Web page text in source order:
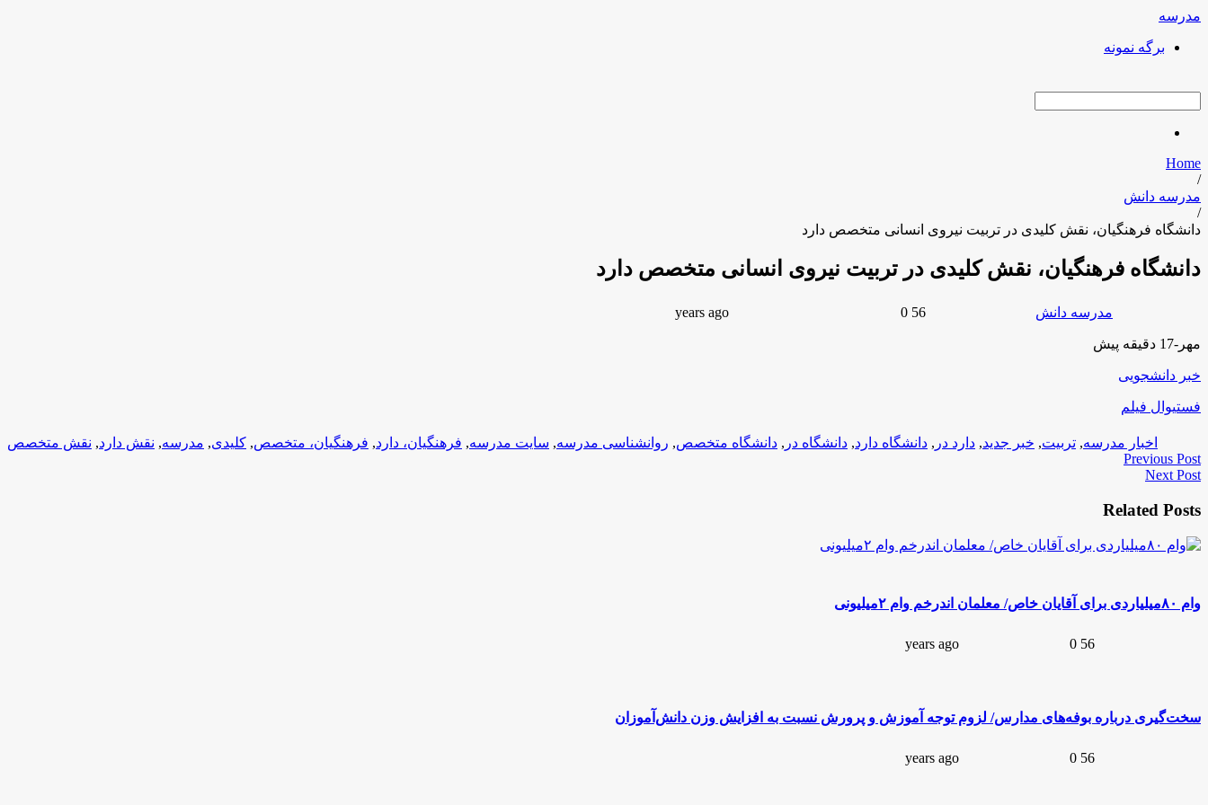
مدرسه
برگه نمونه
Home
/
مدرسه دانش
/
دانشگاه فرهنگیان، نقش کلیدی در تربیت نیروی انسانی متخصص دارد
دانشگاه فرهنگیان، نقش کلیدی در تربیت نیروی انسانی متخصص دارد
مدرسه دانش access_time
56 years ago
chat_bubble0
مهر-17 دقیقه پیش
خبر دانشجویی
فستیوال فیلم
اخبار مدرسه,تربیت,خبر جدید,دارد در,دانشگاه دارد,دانشگاه در,دانشگاه متخصص,روانشناسی مدرسه,سایت مدرسه,فرهنگیان، دارد,فرهنگیان، متخصص,کلیدی,مدرسه,نقش دارد,نقش متخصص
Previous Post
Next Post
Related Posts